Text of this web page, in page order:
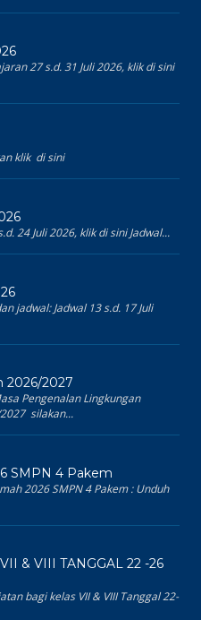
27 s.d. 31 Juli 2026, klik di sini
klik di sini
24 Juli 2026, klik di sini Jadwal...
jadwal: Jadwal 13 s.d. 17 Juli
2026/2027
Pengenalan Lingkungan
silakan...
SMPN 4 Pakem
2026 SMPN 4 Pakem : Unduh
& VIII TANGGAL 22 -26
bagi kelas VII & VIII Tanggal 22-